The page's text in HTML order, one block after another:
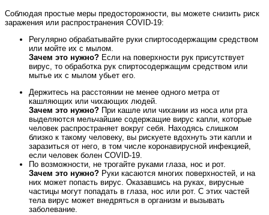
Соблюдая простые меры предосторожности, вы можете снизить риск
заражения или распространения COVID‑19:
Регулярно обрабатывайте руки спиртосодержащим средством
или мойте их с мылом.
Зачем это нужно? Если на поверхности рук присутствует
вирус, то обработка рук спиртосодержащим средством или
мытье их с мылом убьет его.
Держитесь на расстоянии не менее одного метра от
кашляющих или чихающих людей.
Зачем это нужно? При кашле или чихании из носа или рта
выделяются мельчайшие содержащие вирус капли, которые
человек распространяет вокруг себя. Находясь слишком
близко к такому человеку, вы рискуете вдохнуть эти капли и
заразиться от него, в том числе коронавирусной инфекцией,
если человек болен COVID-19.
По возможности, не трогайте руками глаза, нос и рот.
Зачем это нужно? Руки касаются многих поверхностей, и на
них может попасть вирус. Оказавшись на руках, вирусные
частицы могут попадать в глаза, нос или рот. С этих частей
тела вирус может внедряться в организм и вызывать
заболевание.